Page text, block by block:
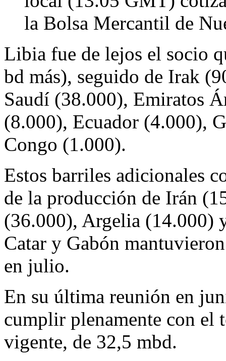
la Bolsa Mercantil de
Libia fue de lejos el socio
bd más), seguido de Irak
Saudí (38.000), Emiratos
(8.000), Ecuador (4.000),
Congo (1.000).
Estos barriles adicionales
de la producción de Irán
(36.000), Argelia (14.000)
Catar y Gabón
en julio.
En su última reunión en
cumplir plenamente con el
vigente, de 32,5 mbd.